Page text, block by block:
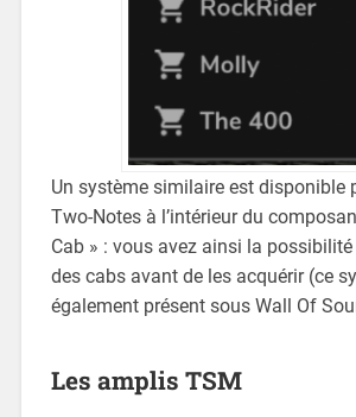
Un système similaire est disponible
Two-Notes à l’intérieur du
Cab » : vous avez ainsi la possibilité
des cabs avant de les acquérir (ce
également présent sous Wall Of
Les amplis TSM